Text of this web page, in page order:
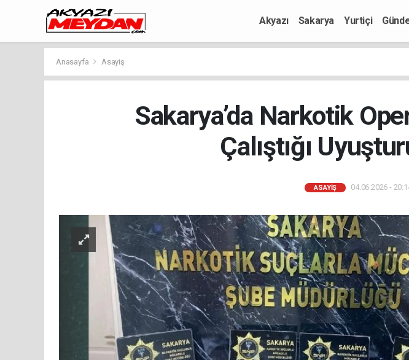
Akyazı Sakarya Yurtiçi
Anasayfa Asayiş
Sakarya’da Narkotik
Çalıştığı
ASAYIŞ 04.06.2026 -